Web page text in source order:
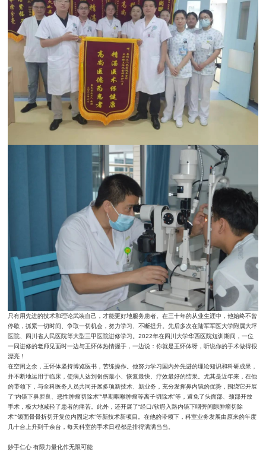
只有用先进的技术和理论武装自己，才能更好地服务患者。在三十年的从业生涯中，他始终不曾
停歇，抓紧一切时间、争取一切机会，努力学习、不断提升。先后多次在陆军军医大学附属大坪
医院、四川省人民医院等大型三甲医院进修学习。2022年在四川大学华西医院短训期间，一位
一同进修的老师见面时一边与王怀体热情握手，一边说：你就是王怀体呀，听说你的手术做得很
漂亮！
在空闲之余，王怀体坚持博览医书，苦练操作。他努力学习国内外先进的理论知识和科研成果，
并不断地运用于临床，使病人达到创伤最小、恢复最快、疗效最好的结果。尤其是近年来，在他
的带领下，与全科医务人员共同开展多项新技术、新业务，充分发挥鼻内镜的优势，围绕它开展
了“内镜下鼻腔良、恶性肿瘤切除术”“早期咽喉肿瘤等离子切除术”等，避免了头面部、颈部开放
手术，极大地减轻了患者的痛苦。此外，还开展了“经口/软腭入路内镜下咽旁间隙肿瘤切除
术”“颌面骨骨折切开复位内固定术”等新技术新项目。在他的带领下，科室业务发展由原来的年度
几十台上升到千余台，每天科室的手术日程都是排得满满当当。
妙手仁心 有限力量化作无限可能